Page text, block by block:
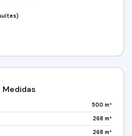
Medidas
500 m²
268 m²
268 m²